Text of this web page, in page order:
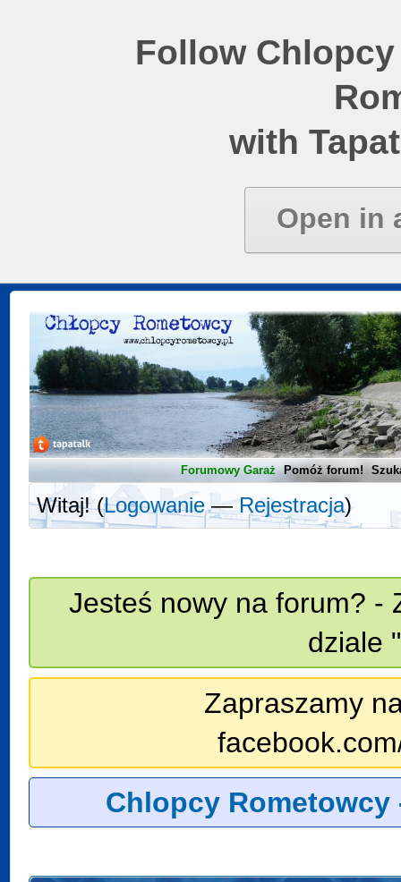
Follow
with
Open in
Forumowy Garaż Pomóż forum!
Witaj! (Logowanie—Rejestracja)
Jesteś nowy na forum? -
dziale
Zapraszamy
Chlopcy Rometowcy